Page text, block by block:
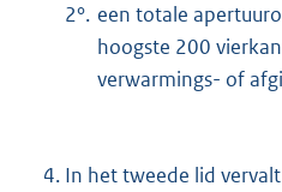
2°. een totale
hoogste 200
verwarmings- of
4. In het tweede lid